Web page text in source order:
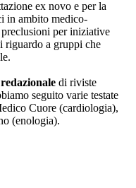
ex novo e per la
in ambito medico-
per iniziative
riguardo a gruppi che
di riviste
seguito varie testate
Cuore (cardiologia),
(enologia).